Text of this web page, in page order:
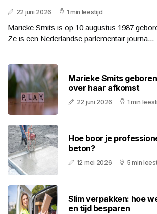
22 juni 2026 1 min leestijd
Marieke Smits is op 10 augustus 1987
Ze is een Nederlandse parlementair journa...
Marieke Smits
over haar afkomst
22 juni 2026 1 min
Hoe boor je
beton?
12 mei 2026 5 min
Slim verpakken: hoe
en tijd besparen